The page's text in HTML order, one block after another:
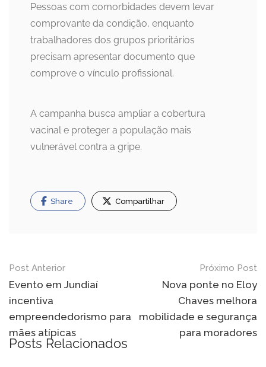
Pessoas com comorbidades devem levar
comprovante da condição, enquanto
trabalhadores dos grupos prioritários
precisam apresentar documento que
comprove o vínculo profissional.
A campanha busca ampliar a cobertura
vacinal e proteger a população mais
vulnerável contra a gripe.
Share Compartilhar
Navegação
de
Post
Post Anterior
Evento em Jundiaí
incentiva
empreendedorismo para
mães atípicas
Próximo Post
Nova ponte no Eloy
Chaves melhora
mobilidade e segurança
para moradores
Posts Relacionados